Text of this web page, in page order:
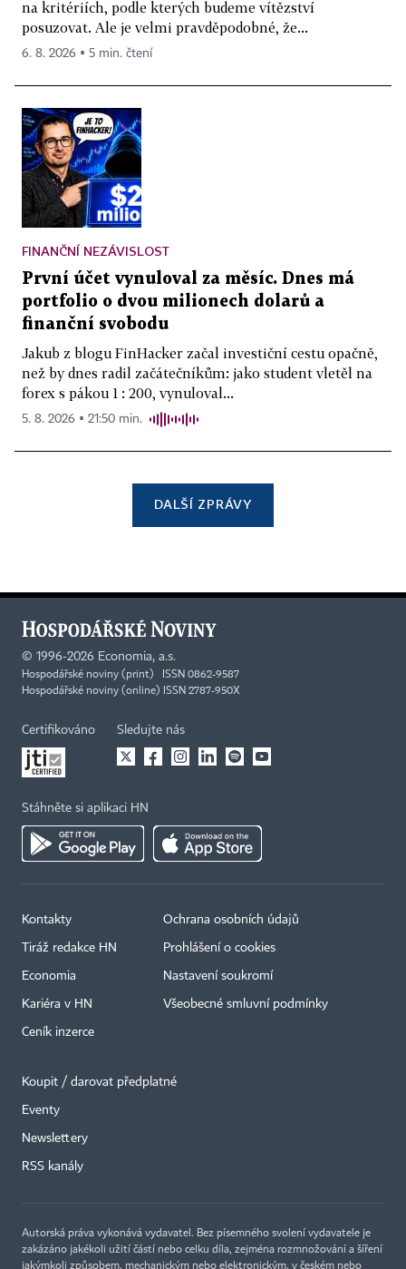
na kritériích, podle kterých budeme vítězství
posuzovat. Ale je velmi pravděpodobné, že...
6. 8. 2026 ▪ 5 min. čtení
FINANČNÍ NEZÁVISLOST
První účet vynuloval za měsíc. Dnes má
portfolio o dvou milionech dolarů a
finanční svobodu
Jakub z blogu FinHacker začal investiční cestu opačně,
než by dnes radil začátečníkům: jako student vletěl na
forex s pákou 1 : 200, vynuloval...
5. 8. 2026 ▪ 21:50 min.
DALŠÍ ZPRÁVY
© 1996-2026 Economia, a.s.
Hospodářské noviny (print) ISSN 0862-9587
Hospodářské noviny (online) ISSN 2787-950X
Certifikováno Sledujte nás
Stáhněte si aplikaci HN
Kontakty
Tiráž redakce HN
Economia
Kariéra v HN
Ceník inzerce
Ochrana osobních údajů
Prohlášení o cookies
Nastavení soukromí
Všeobecné smluvní podmínky
Koupit / darovat předplatné
Eventy
Newslettery
RSS kanály
Autorská práva vykonává vydavatel. Bez písemného svolení vydavatele je
zakázáno jakékoli užití částí nebo celku díla, zejména rozmnožování a šíření
jakýmkoli způsobem, mechanickým nebo elektronickým, v českém nebo